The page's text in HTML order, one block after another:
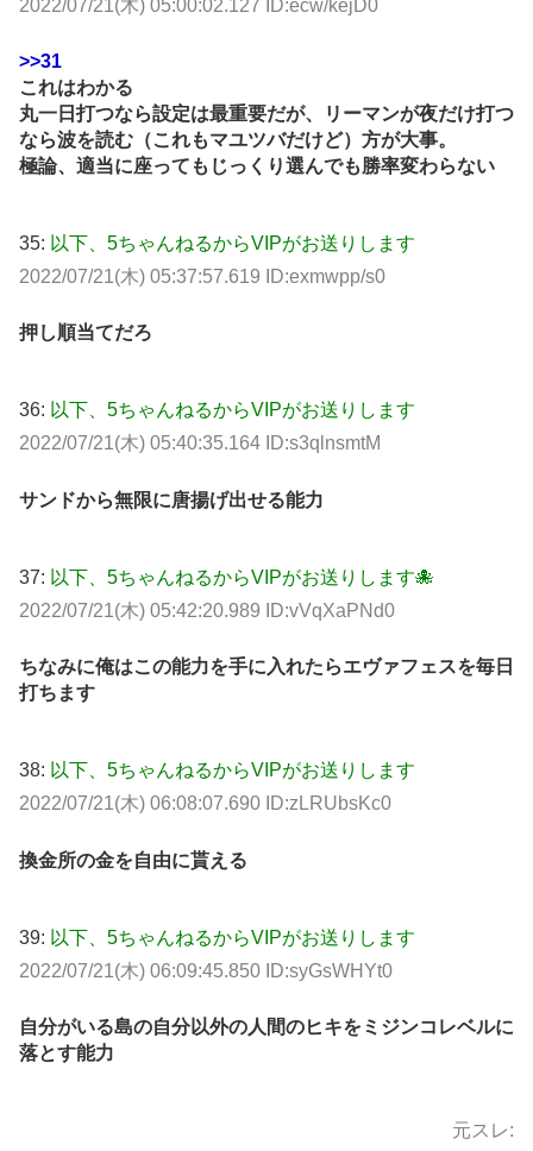
2022/07/21(木) 05:00:02.127 ID:ecw/kejD0
>>31
これはわかる
丸一日打つなら設定は最重要だが、リーマンが夜だけ打つ
なら波を読む（これもマユツバだけど）方が大事。
極論、適当に座ってもじっくり選んでも勝率変わらない
35: 以下、5ちゃんねるからVIPがお送りします
2022/07/21(木) 05:37:57.619 ID:exmwpp/s0
押し順当てだろ
36: 以下、5ちゃんねるからVIPがお送りします
2022/07/21(木) 05:40:35.164 ID:s3qlnsmtM
サンドから無限に唐揚げ出せる能力
37: 以下、5ちゃんねるからVIPがお送りします🐙
2022/07/21(木) 05:42:20.989 ID:vVqXaPNd0
ちなみに俺はこの能力を手に入れたらエヴァフェスを毎日
打ちます
38: 以下、5ちゃんねるからVIPがお送りします
2022/07/21(木) 06:08:07.690 ID:zLRUbsKc0
換金所の金を自由に貰える
39: 以下、5ちゃんねるからVIPがお送りします
2022/07/21(木) 06:09:45.850 ID:syGsWHYt0
自分がいる島の自分以外の人間のヒキをミジンコレベルに
落とす能力
元スレ: